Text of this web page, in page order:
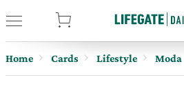
Home Cards Lifestyle Moda